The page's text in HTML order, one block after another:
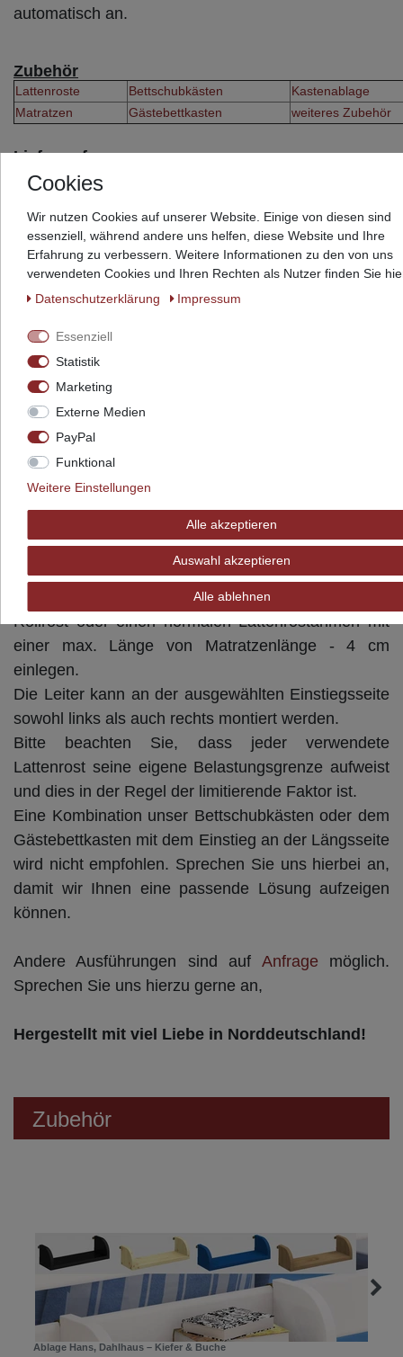
automatisch an.
Zubehör
Lattenroste Bettschubkästen
Kastenablage
Matratzen
Gästebettkasten weiteres Zubehör
Lieferumfang
Im Lieferumfang befindet sich ausschließlich das
Dekorationen wie Ablagen, Regale, Dekokugeln,
Bettschubkästen, Gästebettschubkästen, Blenden,
Absturzsicherungen unten, Schränke, Schreibtisch(-
platten), Lattenroste, Matratzen, doppelte
Wandbefestigungen sind nicht enthalten. Die Ware
wird zerlegt in Kartons geliefert. Die
Montageanleitung steht Ihnen stets digital im Artikel
oder in unseremDownloadbereich
Downloads
Maßzeichnung
Versandinformationen
Hinweise
In dem Etagenbett Stockholm 4-1 können Sie einen
Rollrost oder einen normalen Lattenrostahmen mit
einer max. Länge von Matratzenlänge - 4 cm
einlegen.
Die Leiter kann an der ausgewählten Einstiegsseite
sowohl links als auch rechts montiert werden.
Bitte beachten Sie, dass jeder verwendete
Lattenrost seine eigene Belastungsgrenze aufweist
und dies in der Regel der limitierende Faktor ist.
Eine Kombination unser Bettschubkästen oder dem
Gästebettkasten mit dem Einstieg an der Längsseite
wird nicht empfohlen. Sprechen Sie uns hierbei an,
damit wir Ihnen eine passende Lösung aufzeigen
können.
Andere Ausführungen sind auf Anfrage möglich.
Sprechen Sie uns hierzu gerne an,
Hergestellt mit viel Liebe in Norddeutschland!
Zubehör
Ablage Hans, Dahlhaus – Kiefer & Buche
Cookies
Wir nutzen Cookies auf unserer Website. Einige von diesen sind
essenziell, während andere uns helfen, diese Website und Ihre
Erfahrung zu verbessern. Weitere Informationen zu den von uns
verwendeten Cookies und Ihren Rechten als Nutzer finden Sie
Daten­schutz­erklärung
Impressum
Essenziell
Statistik
Marketing
Externe Medien
PayPal
Funktional
Weitere Einstellungen
Alle akzeptieren
Auswahl akzeptieren
Alle ablehnen